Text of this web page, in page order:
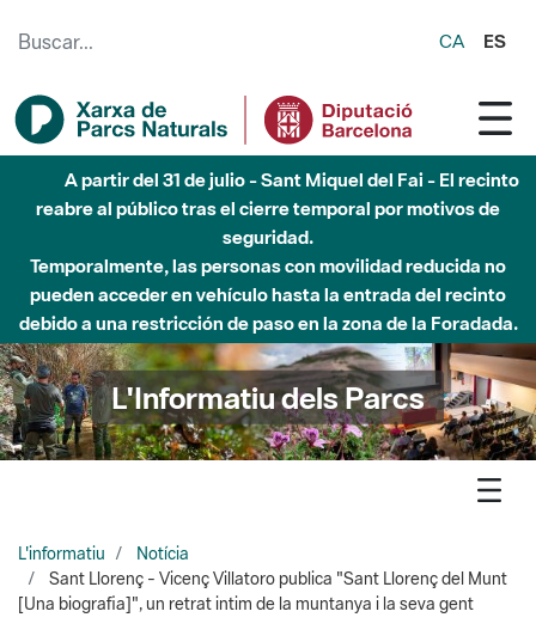
CA ES
Hasta diciembre de 2026 - Parque Fluvial Besós -
Afectaciones en el cauce del Parque Fluvial del Besòs debido
a obras de construcción de una pasarela sobre el río
L'Informatiu dels Parcs
L'informatiu
Notícia
Sant Llorenç - Vicenç Villatoro publica "Sant Llorenç del Munt
Sant Llorenç-ObacLa publicació ha estat